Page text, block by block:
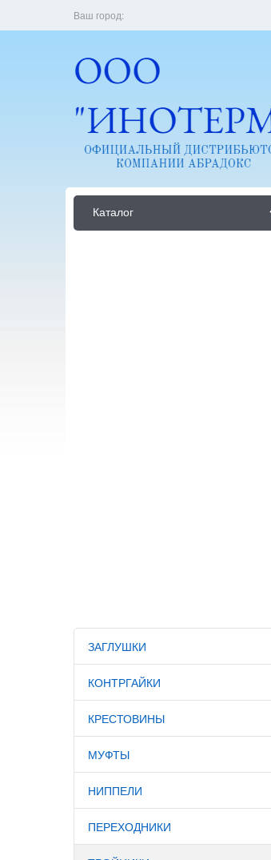
Ваш город:
Каталог
ЗАГЛУШКИ
КОНТРГАЙКИ
КРЕСТОВИНЫ
МУФТЫ
НИППЕЛИ
ПЕРЕХОДНИКИ